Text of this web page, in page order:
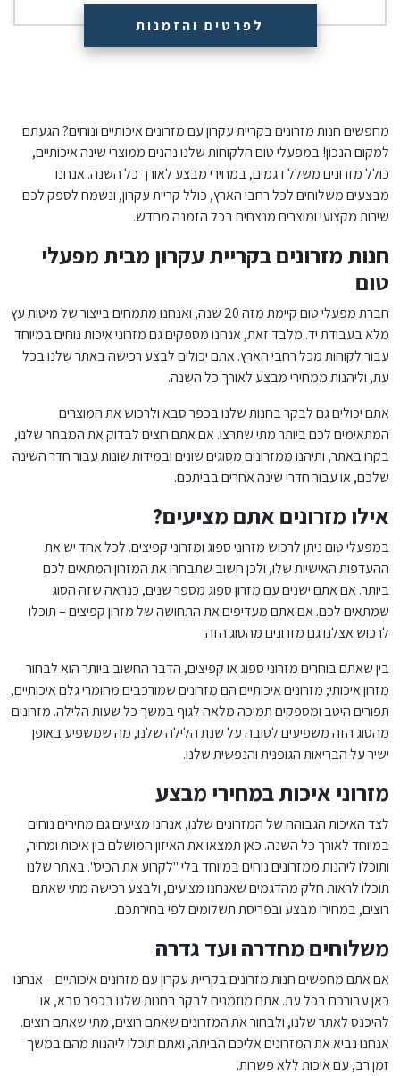
לפרטים והזמנות
מחפשים חנות מזרונים בקריית עקרון עם מזרונים איכותיים ונוחים? הגעתם
למקום הנכון! במפעלי טום הלקוחות שלנו נהנים ממוצרי שינה איכותיים,
כולל מזרונים משלל דגמים, במחירי מבצע לאורך כל השנה. אנחנו
מבצעים משלוחים לכל רחבי הארץ, כולל קריית עקרון, ונשמח לספק לכם
שירות מקצועי ומוצרים מנצחים בכל הזמנה מחדש.
חנות מזרונים בקריית עקרון מבית מפעלי
טום
חברת מפעלי טום קיימת מזה 20 שנה, ואנחנו מתמחים בייצור של מיטות עץ
מלא בעבודת יד. מלבד זאת, אנחנו מספקים גם מזרוני איכות נוחים במיוחד
עבור לקוחות מכל רחבי הארץ. אתם יכולים לבצע רכישה באתר שלנו בכל
עת, וליהנות ממחירי מבצע לאורך כל השנה.
אתם יכולים גם לבקר בחנות שלנו בכפר סבא ולרכוש את המוצרים
המתאימים לכם ביותר מתי שתרצו. אם אתם רוצים לבדוק את המבחר שלנו,
בקרו באתר, ותיהנו ממזרונים מסוגים שונים ובמידות שונות עבור חדר השינה
שלכם, או עבור חדרי שינה אחרים בביתכם.
אילו מזרונים אתם מציעים?
במפעלי טום ניתן לרכוש מזרוני ספוג ומזרוני קפיצים. לכל אחד יש את
ההעדפות האישיות שלו, ולכן חשוב שתבחרו את המזרון המתאים לכם
ביותר. אם אתם ישנים עם מזרון ספוג מספר שנים, כנראה שזה הסוג
שמתאים לכם. אם אתם מעדיפים את התחושה של מזרון קפיצים – תוכלו
לרכוש אצלנו גם מזרונים מהסוג הזה.
בין שאתם בוחרים מזרוני ספוג או קפיצים, הדבר החשוב ביותר הוא לבחור
מזרון איכותי; מזרונים איכותיים הם מזרונים שמורכבים מחומרי גלם איכותיים,
תפורים היטב ומספקים תמיכה מלאה לגוף במשך כל שעות הלילה. מזרונים
מהסוג הזה משפיעים לטובה על שנת הלילה שלנו, מה שמשפיע באופן
ישיר על הבריאות הגופנית והנפשית שלנו.
מזרוני איכות במחירי מבצע
לצד האיכות הגבוהה של המזרונים שלנו, אנחנו מציעים גם מחירים נוחים
במיוחד לאורך כל השנה. כאן תמצאו את האיזון המושלם בין איכות ומחיר,
ותוכלו ליהנות ממזרונים נוחים במיוחד בלי "לקרוע את הכיס". באתר שלנו
תוכלו לראות חלק מהדגמים שאנחנו מציעים, ולבצע רכישה מתי שאתם
רוצים, במחירי מבצע ובפריסת תשלומים לפי בחירתכם.
משלוחים מחדרה ועד גדרה
אם אתם מחפשים חנות מזרונים בקריית עקרון עם מזרונים איכותיים – אנחנו
כאן עבורכם בכל עת. אתם מוזמנים לבקר בחנות שלנו בכפר סבא, או
להיכנס לאתר שלנו, ולבחור את המזרונים שאתם רוצים, מתי שאתם רוצים.
אנחנו נביא את המזרונים אליכם הביתה, ואתם תוכלו ליהנות מהם במשך
זמן רב, עם איכות ללא פשרות.